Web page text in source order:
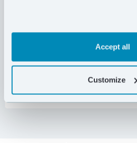
Accept all
Customize
CECHY PRODUKTU
DANE TECHNICZNE
DOSTAWA I ZWROTY